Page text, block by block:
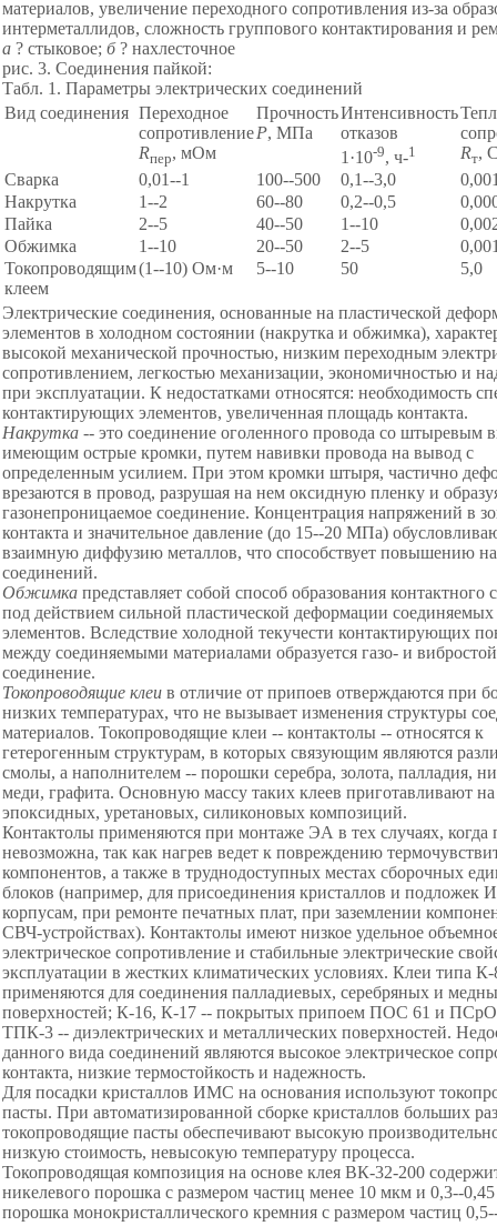
материалов, увеличение переходного сопротивления из-за
интерметаллидов, сложность группового контактирования и
а ? стыковое; б? нахлесточное
рис. 3. Соединения пайкой:
Табл. 1. Параметры электрических соединений
Вид соединения Переходное
сопротивление
Rпер, мОм
Прочность
Р, МПа
Интенсивность
отказов
1·10-9, ч-1
Rт,
Сварка
0,01--1 100--500 0,1--3,0
Накрутка
1--2 60--80 0,2--0,5
Пайка
2--5 40--50 1--10
Обжимка
1--10 20--50 2--5
Токопроводящим
клеем
(1--10) Ом·м 5--10 50 5,0
Электрические соединения, основанные на пластической
элементов в холодном состоянии (накрутка и обжимка),
высокой механической прочностью, низким переходным
сопротивлением, легкостью механизации, экономичностью и
при эксплуатации. К недостатками относятся: необходимость
контактирующих элементов, увеличенная площадь контакта.
Накрутка -- это соединение оголенного провода со штыревым
имеющим острые кромки, путем навивки провода на вывод с
определенным усилием. При этом кромки штыря, частично
врезаются в провод, разрушая на нем оксидную пленку и
газонепроницаемое соединение. Концентрация напряжений в
контакта и значительное давление (до 15--20 МПа)
взаимную диффузию металлов, что способствует повышению
соединений.
Обжимка представляет собой способ образования контактного
под действием сильной пластической деформации соединяемых
элементов. Вследствие холодной текучести контактирующих
между соединяемыми материалами образуется газо- и
соединение.
Токопроводящие клеи в отличие от припоев отверждаются при
низких температурах, что не вызывает изменения структуры
материалов. Токопроводящие клеи -- контактолы -- относятся к
гетерогенным структурам, в которых связующим являются
смолы, а наполнителем -- порошки серебра, золота, палладия,
меди, графита. Основную массу таких клеев приготавливают на
эпоксидных, уретановых, силиконовых композиций.
Контактолы применяются при монтаже ЭА в тех случаях, когда
невозможна, так как нагрев ведет к повреждению
компонентов, а также в труднодоступных местах сборочных
блоков (например, для присоединения кристаллов и подложек
корпусам, при ремонте печатных плат, при заземлении
СВЧ-устройствах). Контактолы имеют низкое удельное
электрическое сопротивление и стабильные электрические
эксплуатации в жестких климатических условиях. Клеи типа
применяются для соединения палладиевых, серебряных и
поверхностей; К-16, К-17 -- покрытых припоем ПОС 61 и
ТПК-3 -- диэлектрических и металлических поверхностей.
данного вида соединений являются высокое электрическое
контакта, низкие термостойкость и надежность.
Для посадки кристаллов ИМС на основания используют
пасты. При автоматизированной сборке кристаллов больших
токопроводящие пасты обеспечивают высокую
низкую стоимость, невысокую температуру процесса.
Токопроводящая композиция на основе клея ВК-32-200
никелевого порошка с размером частиц менее 10 мкм и 0,3--
порошка монокристаллического кремния с размером частиц